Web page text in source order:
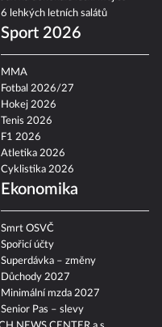
Jak obléci miminko při vysokých
teplotách?
Jak na dokonalé letní mojito
6 lehkých letních salátů
Sport 2026
MMA
Fotbal 2026/27
Hokej 2026
Tenis 2026
F1 2026
Atletika 2026
Cyklistika 2026
Ekonomika
Smrt OSVČ
Spořicí účty
Superdávka – změny
Důchody 2027